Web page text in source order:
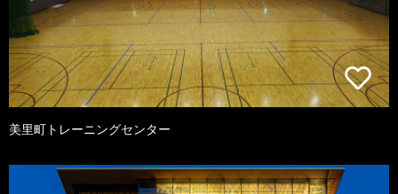
美里町トレーニングセンター